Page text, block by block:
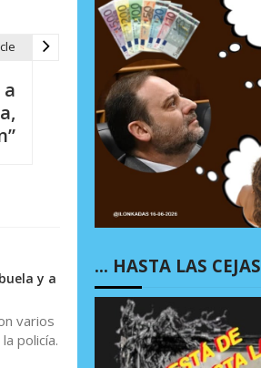
y a
varios
policía.
… HASTA LAS CEJAS